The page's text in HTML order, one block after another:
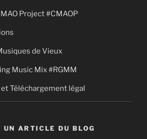
Project #CMAOP
de Vieux
Music Mix #RGMM
Téléchargement légal
UN ARTICLE DU BLOG